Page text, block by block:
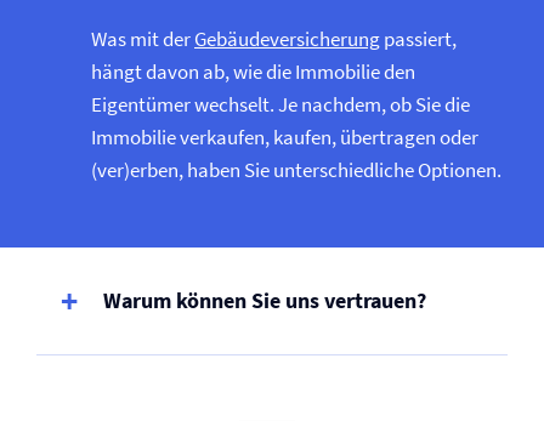
Was mit derGebäude­versicherungpassiert,
hängt davon ab, wie die Immobilie den
Eigentümer wechselt. Je nachdem, ob Sie die
Immobilie verkaufen, kaufen, übertragen oder
(ver)erben, haben Sie unterschiedliche Optionen.
Warum können Sie uns vertrauen?